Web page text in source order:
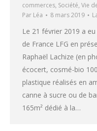
commerces, Société, Vie
Par Léa 8 mars 2019
Le 21 février 2019 a
de France LFG en
Raphaël Lachize (en
écocert, cosmé-bio
plastique réalisés en
canne à sucre ou de
165m² dédié à la…